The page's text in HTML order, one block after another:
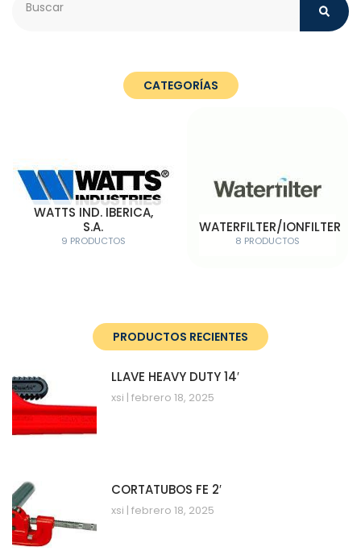
CATEGORÍAS
WATTS IND. IBERICA,
S.A.
9 PRODUCTOS
WATERFILTER/IONFILTER
8 PRODUCTOS
PRODUCTOS RECIENTES
LLAVE HEAVY DUTY 14′
xsi febrero 18, 2025
CORTATUBOS FE 2′
xsi febrero 18, 2025